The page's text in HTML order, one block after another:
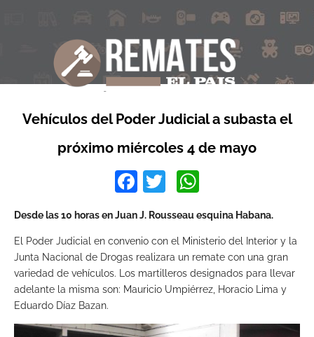
Vehículos del Poder Judicial a subasta el
próximo miércoles 4 de mayo
Facebook
Twitter
Desde las 10 horas en Juan J. Rousseau esquina Habana.
El Poder Judicial en convenio con el Ministerio del Interior y la
Junta Nacional de Drogas realizara un remate con una gran
variedad de vehículos. Los martilleros designados para llevar
adelante la misma son: Mauricio Umpiérrez, Horacio Lima y
Eduardo Díaz Bazan.